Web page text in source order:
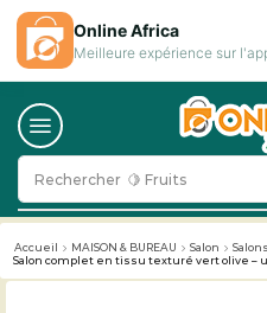
Rechercher 🥛 Milk
Accueil MAISON & BUREAU Salon
Salons
Salon complet en tissu texturé vert olive –
Online Africa
Meilleure expérience sur